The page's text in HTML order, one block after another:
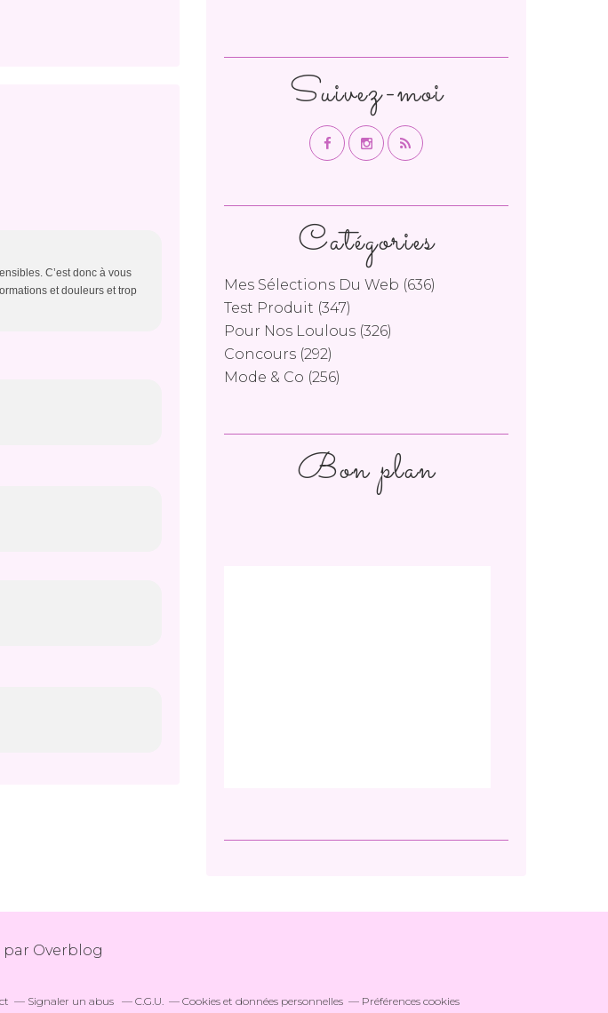
C’est donc à vous
et douleurs et trop
Catégories
Mes Sélections Du Web (636)
Test Produit (347)
Pour Nos Loulous (326)
Concours (292)
Mode & Co (256)
Suivez-moi
Bon plan
par Overblog
Signaler un abus C.G.U. Cookies et données personnelles Préférences cookies